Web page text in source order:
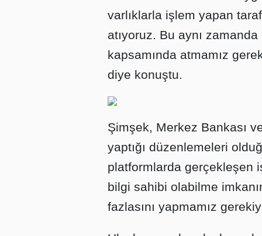
varlıklarla işlem yapan
atıyoruz. Bu aynı
kapsamında atmamız
diye konuştu.
Şimşek, Merkez Bankası
yaptığı düzenlemeleri
platformlarda gerçekleşen
bilgi sahibi olabilme
fazlasını yapmamız